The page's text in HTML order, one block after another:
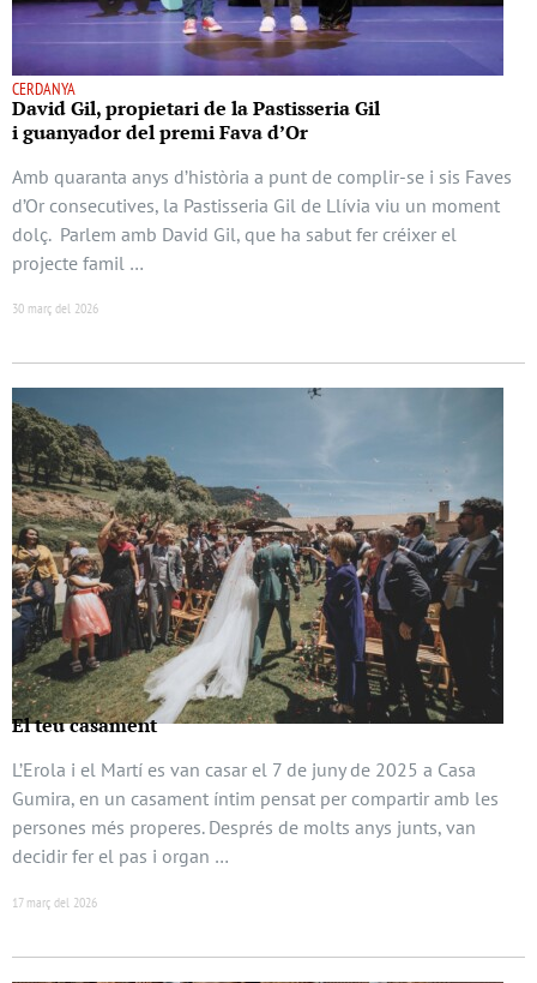
CERDANYA
David Gil, propietari de la Pastisseria Gil
i guanyador del premi Fava d’Or
Amb quaranta anys d’història a punt de complir-se i sis Faves
d’Or consecutives, la Pastisseria Gil de Llívia viu un moment
dolç. Parlem amb David Gil, que ha sabut fer créixer el
projecte famil …
30 març del 2026
El teu casament
L’Erola i el Martí es van casar el 7 de juny de 2025 a Casa
Gumira, en un casament íntim pensat per compartir amb les
persones més properes. Després de molts anys junts, van
decidir fer el pas i organ …
17 març del 2026